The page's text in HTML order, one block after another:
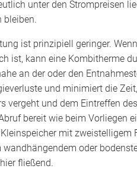
unter den Strompreisen
bleiben.
ist prinzipiell geringer.
ist, kann eine Kombitherme
an der oder den
und minimiert die
vergeht und dem Eintreffen
bereit wie beim Vorliegen
mit zweistelligem
oder
fließend.